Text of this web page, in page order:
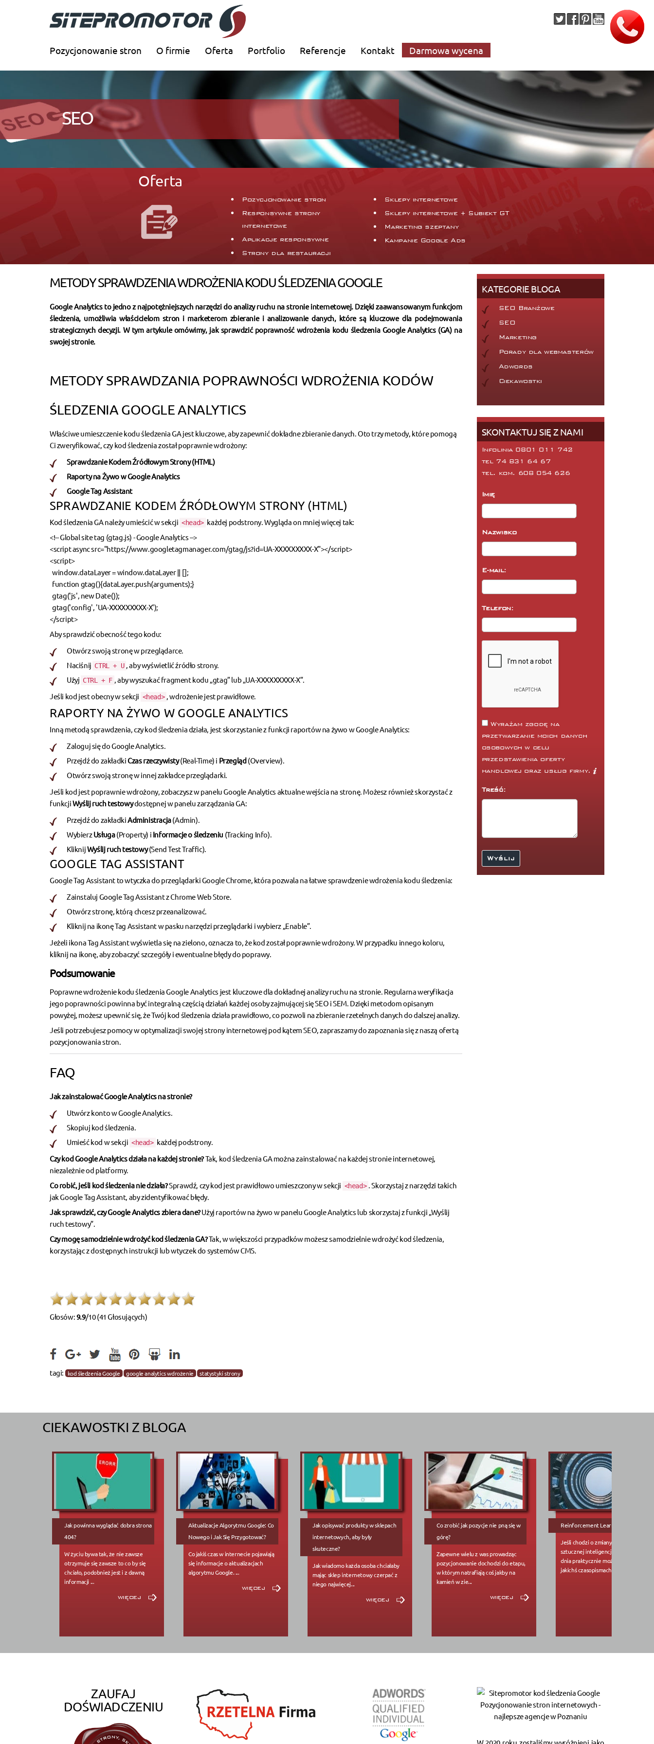
Pozycjonowanie stron O firmie Oferta Portfolio Referencje Kontakt Darmowa wycena
SEO
Oferta
Pozycjonowanie stron
Responsywne strony
internetowe
Aplikacje responsywne
Strony dla restauracji
Sklepy internetowe
Sklepy internetowe + Subiekt GT
Marketing szeptany
Kampanie Google Ads
METODY SPRAWDZENIA WDROŻENIA KODU ŚLEDZENIA GOOGLE
Google Analytics to jedno z najpotężniejszych narzędzi do analizy ruchu na stronie internetowej. Dzięki zaawansowanym funkcjom
śledzenia, umożliwia właścicielom stron i marketerom zbieranie i analizowanie danych, które są kluczowe dla podejmowania
strategicznych decyzji. W tym artykule omówimy, jak sprawdzić poprawność wdrożenia kodu śledzenia Google Analytics (GA) na
swojej stronie.
METODY SPRAWDZANIA POPRAWNOŚCI WDROŻENIA KODÓW
ŚLEDZENIA GOOGLE ANALYTICS
Właściwe umieszczenie kodu śledzenia GA jest kluczowe, aby zapewnić dokładne zbieranie danych. Oto trzy metody, które pomogą
Ci zweryfikować, czy kod śledzenia został poprawnie wdrożony:
Sprawdzanie Kodem Źródłowym Strony (HTML)
Raporty na Żywo w Google Analytics
Google Tag Assistant
SPRAWDZANIE KODEM ŹRÓDŁOWYM STRONY (HTML)
Kod śledzenia GA należy umieścić w sekcji <head> każdej podstrony. Wygląda on mniej więcej tak:
<!-- Global site tag (gtag.js) - Google Analytics -->
<script async src="https://www.googletagmanager.com/gtag/js?id=UA-XXXXXXXXX-X"></script>
<script>
window.dataLayer = window.dataLayer || [];
function gtag(){dataLayer.push(arguments);}
gtag('js', new Date());
gtag('config', 'UA-XXXXXXXXX-X');
</script>
Aby sprawdzić obecność tego kodu:
Otwórz swoją stronę w przeglądarce.
Naciśnij CTRL + U , aby wyświetlić źródło strony.
Użyj CTRL + F , aby wyszukać fragment kodu „gtag” lub „UA-XXXXXXXXX-X”.
Jeśli kod jest obecny w sekcji <head> , wdrożenie jest prawidłowe.
RAPORTY NA ŻYWO W GOOGLE ANALYTICS
Inną metodą sprawdzenia, czy kod śledzenia działa, jest skorzystanie z funkcji raportów na żywo w Google Analytics:
Zaloguj się do Google Analytics.
Przejdź do zakładkiCzas rzeczywisty(Real-Time) i Przegląd(Overview).
Otwórz swoją stronę w innej zakładce przeglądarki.
Jeśli kod jest poprawnie wdrożony, zobaczysz w panelu Google Analytics aktualne wejścia na stronę. Możesz również skorzystać z
funkcjiWyślij ruch testowydostępnej w panelu zarządzania GA:
Przejdź do zakładkiAdministracja(Admin).
WybierzUsługa(Property) i Informacje o śledzeniu (Tracking Info).
KliknijWyślij ruch testowy(Send Test Traffic).
GOOGLE TAG ASSISTANT
Google Tag Assistant to wtyczka do przeglądarki Google Chrome, która pozwala na łatwe sprawdzenie wdrożenia kodu śledzenia:
Zainstaluj Google Tag Assistant z Chrome Web Store.
Otwórz stronę, którą chcesz przeanalizować.
Kliknij na ikonę Tag Assistant w pasku narzędzi przeglądarki i wybierz „Enable”.
Jeżeli ikona Tag Assistant wyświetla się na zielono, oznacza to, że kod został poprawnie wdrożony. W przypadku innego koloru,
kliknij na ikonę, aby zobaczyć szczegóły i ewentualne błędy do poprawy.
Podsumowanie
Poprawne wdrożenie kodu śledzenia Google Analytics jest kluczowe dla dokładnej analizy ruchu na stronie. Regularna weryfikacja
jego poprawności powinna być integralną częścią działań każdej osoby zajmującej się SEO i SEM. Dzięki metodom opisanym
powyżej, możesz upewnić się, że Twój kod śledzenia działa prawidłowo, co pozwoli na zbieranie rzetelnych danych do dalszej analizy.
Jeśli potrzebujesz pomocy w optymalizacji swojej strony internetowej pod kątem SEO, zapraszamy do zapoznania się z naszą ofertą
pozycjonowania stron.
FAQ
Jak zainstalować Google Analytics na stronie?
Utwórz konto w Google Analytics.
Skopiuj kod śledzenia.
Umieść kod w sekcji <head> każdej podstrony.
Czy kod Google Analytics działa na każdej stronie?Tak, kod śledzenia GA można zainstalować na każdej stronie internetowej,
niezależnie od platformy.
Co robić, jeśli kod śledzenia nie działa?Sprawdź, czy kod jest prawidłowo umieszczony w sekcji <head> . Skorzystaj z narzędzi takich
jak Google Tag Assistant, aby zidentyfikować błędy.
Jak sprawdzić, czy Google Analytics zbiera dane?Użyj raportów na żywo w panelu Google Analytics lub skorzystaj z funkcji „Wyślij
ruch testowy”.
Czy mogę samodzielnie wdrożyć kod śledzenia GA?Tak, w większości przypadków możesz samodzielnie wdrożyć kod śledzenia,
korzystając z dostępnych instrukcji lub wtyczek do systemów CMS.
Głosów:9.9/10 (41 Głosujących)
tagi: kod śledzenia Google google analytics wdrożenie statystyki strony
KATEGORIE BLOGA
SEO Branżowe
SEO
Marketing
Porady dla webmasterów
Adwords
Ciekawostki
SKONTAKTUJ SIĘ Z NAMI
Infolinia 0801 011 742
tel 74 831 64 67
tel. kom. 608 054 626
Imię
Nazwisko
E-mail:
Telefon:
Wyrażam zgodę na
przetwarzanie moich danych
osobowych w celu
przedstawienia oferty
handlowej oraz usług firmy.
Treść:
CIEKAWOSTKI Z BLOGA
Jak powinna wyglądać dobra strona
404?
W życiu bywa tak, że nie zawsze
otrzymuje się zawsze to co by się
chciało, podobnież jest i z dawną
informacji ...
więcej
Aktualizacje Algorytmu Google: Co
Nowego i Jak Się Przygotować?
Co jakiś czas w internecie pojawiają
się informacje o aktualizacjach
algorytmu Google. ...
więcej
Jak opisywać produkty w sklepach
internetowych, aby były
skuteczne?
Jak wiadomo każda osoba chciałaby
mając sklep internetowy czerpać z
niego najwięcej...
więcej
Co zrobić jak pozycje nie pną się w
górę?
Zapewne wielu z was prowadząc
pozycjonowanie dochodzi do etapu,
w którym natrafiają coś jakby na
kamień w zie...
więcej
Reinforcement Learning
Jeśli chodzi o zmiany w dziedzinie
sztucznej inteligencji, to każdego
dnia praktycznie można przeczytać w
jakichś czasopismach b...
ZAUFAJ
DOŚWIADCZENIU